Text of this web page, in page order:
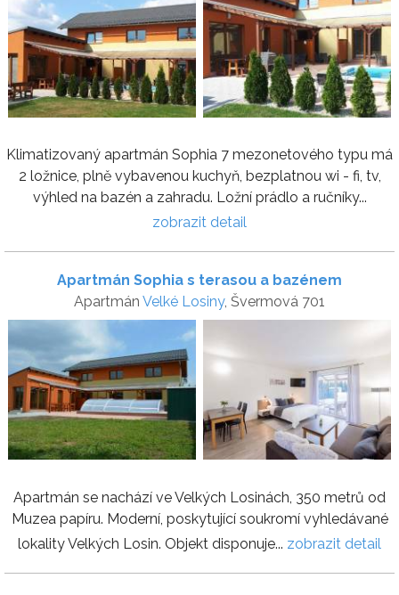
Klimatizovaný apartmán Sophia 7 mezonetového typu má
2 ložnice, plně vybavenou kuchyň, bezplatnou wi - fi, tv,
výhled na bazén a zahradu. Ložní prádlo a ručníky...
zobrazit detail
Apartmán Sophia s terasou a bazénem
Apartmán Velké Losiny, Švermová 701
Apartmán se nachází ve Velkých Losinách, 350 metrů od
Muzea papíru. Moderní, poskytující soukromí vyhledávané
lokality Velkých Losin. Objekt disponuje... zobrazit detail